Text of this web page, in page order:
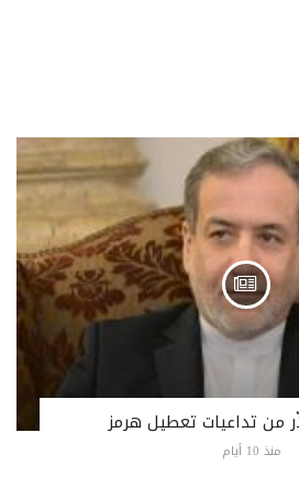
من تداعيات تعطيل هرمز
منذ 10 أيام